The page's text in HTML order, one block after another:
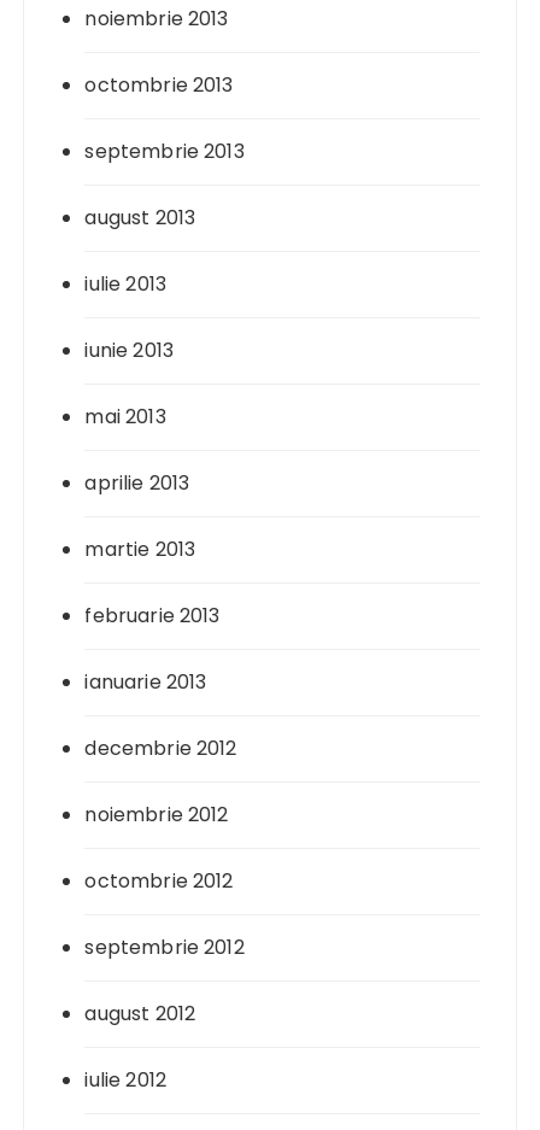
noiembrie 2013
octombrie 2013
septembrie 2013
august 2013
iulie 2013
iunie 2013
mai 2013
aprilie 2013
martie 2013
februarie 2013
ianuarie 2013
decembrie 2012
noiembrie 2012
octombrie 2012
septembrie 2012
august 2012
iulie 2012